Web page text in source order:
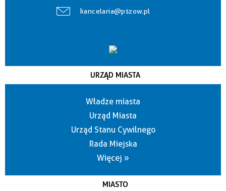
kancelaria@pszow.pl
URZĄD MIASTA
Władze miasta
Urząd Miasta
Urząd Stanu Cywilnego
Rada Miejska
Więcej »
MIASTO